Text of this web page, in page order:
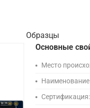
Образцы
Основные
Место
Сертификация: